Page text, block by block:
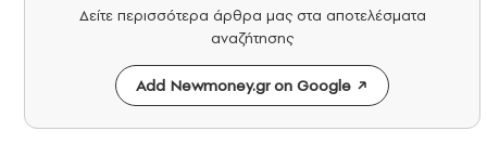
Δείτε περισσότερα άρθρα μας στα αποτελέσματα
αναζήτησης
Add Newmoney.gr on Google